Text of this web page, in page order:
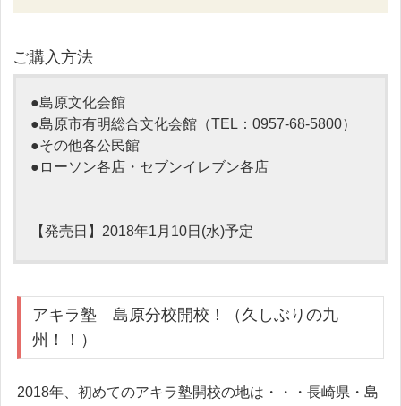
ご購入方法
●島原文化会館
●島原市有明総合文化会館（TEL：0957-68-5800）
●その他各公民館
●ローソン各店・セブンイレブン各店
【発売日】2018年1月10日(水)予定
アキラ塾 島原分校開校！（久しぶりの九
州！！）
2018年、初めてのアキラ塾開校の地は・・・長崎県・島